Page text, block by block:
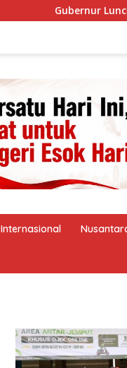
Gubernur Luncurkan
Internasional